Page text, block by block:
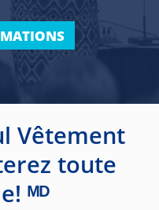
Vêtement
toute
ᴹᴰ